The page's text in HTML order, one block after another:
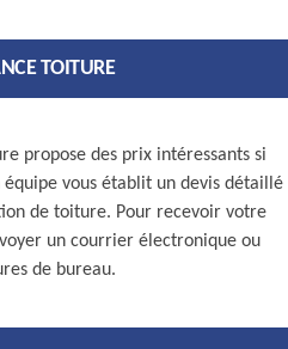
TOITURE
propose des prix intéressants si
vous établit un devis détaillé
de toiture. Pour recevoir votre
un courrier électronique ou
de bureau.